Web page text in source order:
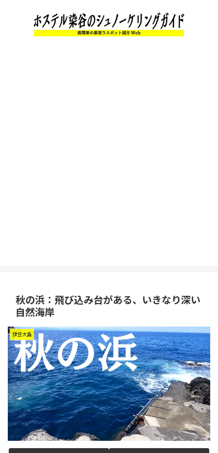
秋の浜：飛び込み台がある、いきなり深い
自然海岸
伊豆大島